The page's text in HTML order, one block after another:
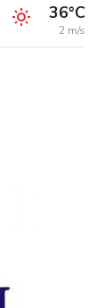
36°C
2 m/s